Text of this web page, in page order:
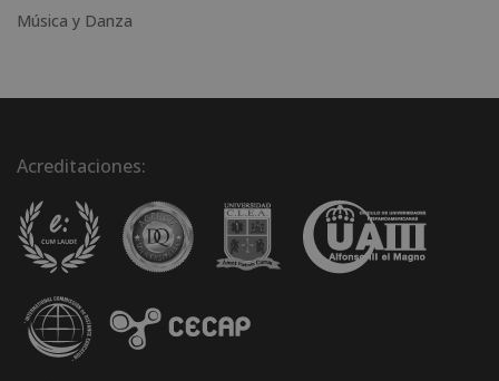
Música y Danza
Acreditaciones: